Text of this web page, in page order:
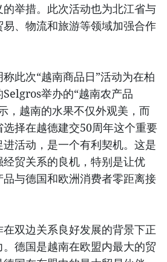
举措。此次活动也为北江省与
、物流和旅游等领域加强合作
此次“越南商品日”活动为在柏
举办的“越南农产品
，越南的水果不仅外观美，而
选择在越德建交50周年这个重要
活动，是一个有利契机。这是
贸关系的良机，特别是让优
与德国和欧洲消费者零距离接
双边关系良好发展的背景下正
德国是越南在欧盟内最大的贸